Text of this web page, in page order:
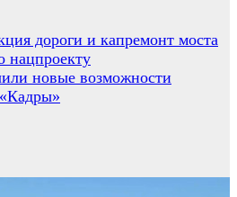
дороги и капремонт моста
нацпроекту
новые возможности